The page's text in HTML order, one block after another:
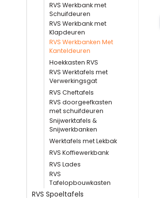
RVS Werkbank met
Schuifdeuren
RVS Werkbank met
Klapdeuren
RVS Werkbanken Met
Kanteldeuren
Hoekkasten RVS
RVS Werktafels met
Verwerkingsgat
RVS Cheftafels
RVS doorgeefkasten
met schuifdeuren
Snijwerktafels &
Snijwerkbanken
Werktafels met Lekbak
RVS Koffiewerkbank
RVS Lades
RVS
Tafelopbouwkasten
RVS Spoeltafels